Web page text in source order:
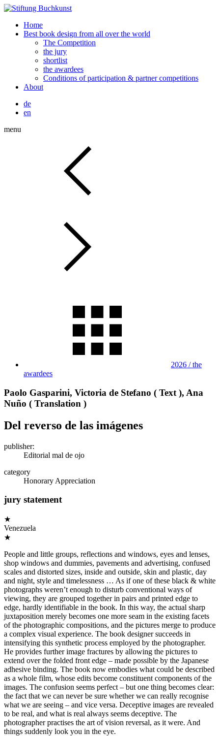
Home
Best book design from all over the world
The Competition
the jury
shortlist
the awardees
Conditions of participation & partner competitions
About
de
en
menu
2026 / the
awardees
Paolo Gasparini, Victoria de Stefano ( Text ), Ana
Nuño ( Translation )
Del reverso de las imágenes
publisher:
Editorial mal de ojo
category
Honorary Appreciation
jury statement
★
Venezuela
★
People and little groups, reflections and windows, eyes and lenses,
shop windows and dummies, pavements and advertising, confused
scales and distorted sizes, inside and outside, skin and plastic, day
and night, style and timelessness … As if one of these black & white
photographs weren’t enough to disturb conventional ways of
viewing, they are grouped together in pairs and printed edge to
edge, hardly identifiable in the book. In this way, the actual sharp
juxtaposition merely becomes one more seam in the existing facets
of the photographic compositions, and the pictures merge to produce
a complex visual experience. The book designer succeeds in
intensifying this synthetic process employed by the photographer.
He provides further image fractures by allowing the pictures to
extend over the folded front edge – made possible by the Japanese
adhesive binding. The book now embodies what could be described
as a whole film, whose edits become constituent components of the
images. The confusion seems perfect – but one thing becomes clear:
the fact that we can never be sure whether we can really recognise
what we are seeing – and vice versa. Deceptive images are revealed
to be real, and what is real always seems deceptive. The
photographer practises the art of vision reversal, as it were. And
things suddenly look you in the eye.